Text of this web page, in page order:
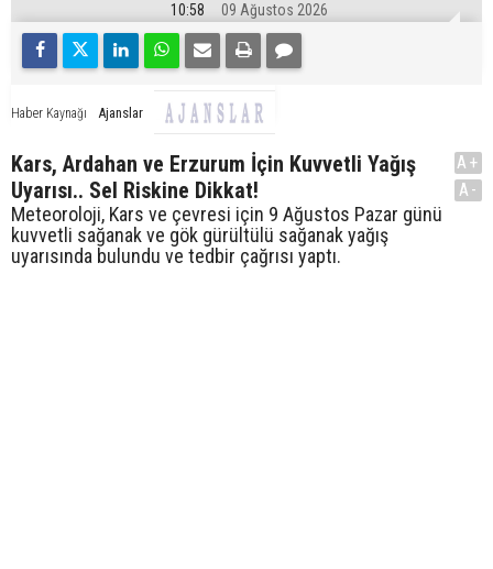
10:58 09 Ağustos 2026
Haber Kaynağı Ajanslar
Kars, Ardahan ve Erzurum İçin Kuvvetli Yağış
Uyarısı.. Sel Riskine Dikkat!
Meteoroloji, Kars ve çevresi için 9 Ağustos Pazar günü
kuvvetli sağanak ve gök gürültülü sağanak yağış
uyarısında bulundu ve tedbir çağrısı yaptı.
A+
A-